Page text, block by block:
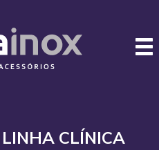
LINHA CLÍNICA